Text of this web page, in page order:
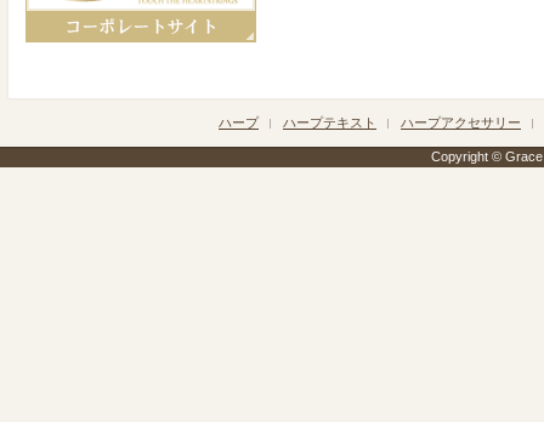
ハープ ハープテキスト ハープアクセサリー
Copyright © Grace